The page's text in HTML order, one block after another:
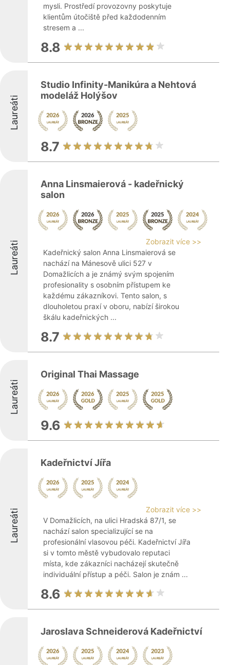
mysli. Prostředí provozovny poskytuje
klientům útočiště před každodenním
stresem a ...
8.8
Laureáti
Studio Infinity-Manikúra a Nehtová
modeláž Holýšov
8.7
Laureáti
Anna Linsmaierová - kadeřnický
salon
Zobrazit více >>
Kadeřnický salon Anna Linsmaierová se
nachází na Mánesově ulici 527 v
Domažlicích a je známý svým spojením
profesionality s osobním přístupem ke
každému zákazníkovi. Tento salon, s
dlouholetou praxí v oboru, nabízí širokou
škálu kadeřnických ...
8.7
Laureáti
Original Thai Massage
9.6
Laureáti
Kadeřnictví Jířa
Zobrazit více >>
V Domažlicích, na ulici Hradská 87/1, se
nachází salon specializující se na
profesionální vlasovou péči. Kadeřnictví Jířa
si v tomto městě vybudovalo reputaci
místa, kde zákazníci nacházejí skutečně
individuální přístup a péči. Salon je znám ...
8.6
Jaroslava Schneiderová Kadeřnictví